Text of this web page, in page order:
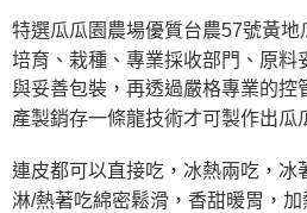
※ 請注意：結帳手續完成當下不需立刻繳
購買商品的店家。未經商家同意取消之訂單
後付繳納相關費用。
※ 交易是否成功請以「AFTEE先享後付 」
是否繳費成功／繳費後需取消欲退款等相關
【注意事項】
１．透過由恩沛科技股份有限公司提供之「
每筆NT$250，滿NT$2,000(含以上)免
特選瓜瓜園農場優質台農57號黃
培育、栽種、專業採收部門、原料
與妥善包裝，再透過嚴格專業的控
產製銷存一條龍技術才可製作出瓜
連皮都可以直接吃，冰熱兩吃，冰
淋/熱著吃綿密鬆滑，香甜暖胃，